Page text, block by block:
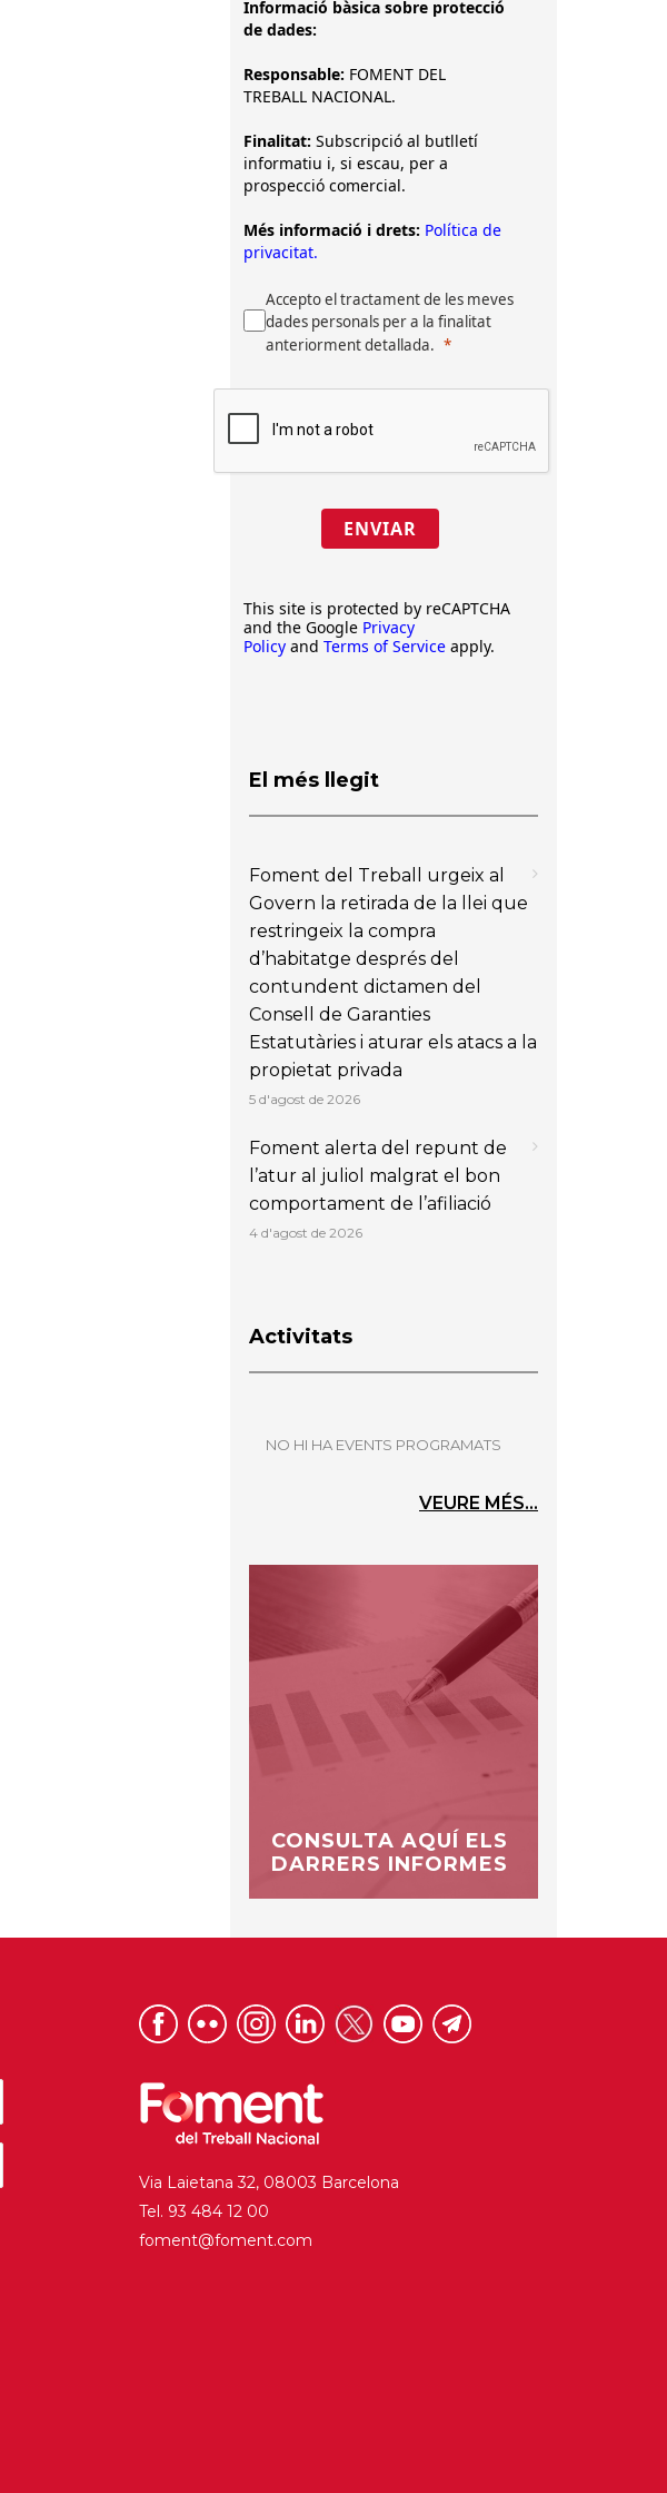
Informació bàsica sobre protecció
de dades:
Responsable: FOMENT DEL
TREBALL NACIONAL.
Finalitat: Subscripció al butlletí
informatiu i, si escau, per a
prospecció comercial.
Més informació i drets: Política de
privacitat.
Accepto el tractament de les meves
dades personals per a la finalitat
anteriorment detallada.
ENVIAR
This site is protected by reCAPTCHA
and the Google Privacy
Policy and Terms of Service apply.
El més llegit
Foment del Treball urgeix al
Govern la retirada de la llei que
restringeix la compra
d’habitatge després del
contundent dictamen del
Consell de Garanties
Estatutàries i aturar els atacs a la
propietat privada
5 d'agost de 2026
Foment alerta del repunt de
l’atur al juliol malgrat el bon
comportament de l’afiliació
4 d'agost de 2026
Activitats
NO HI HA EVENTS PROGRAMATS
VEURE MÉS...
CONSULTA AQUÍ ELS
DARRERS INFORMES
Via Laietana 32, 08003 Barcelona
Tel. 93 484 12 00
foment@foment.com